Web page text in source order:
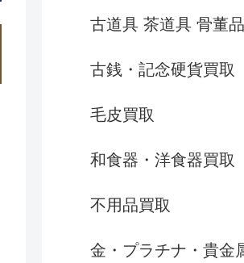
古道具 茶道具 骨董
古銭・記念硬貨買取
毛皮買取
和食器・洋食器買取
不用品買取
金・プラチナ・貴金